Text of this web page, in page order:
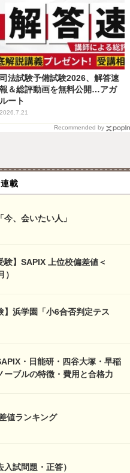
司法試験予備試験2026、解答速
報＆総評動画を無料公開…アガ
ルート
2026.7.21
Recommended by
載
、会いたい人」
】SAPIX 上位校偏差値＜
】浜学園「小6合否判定テス
・日能研・四谷大塚・早稲
ーブルの特徴・費用と合格力
値ランキング
試問題・正答）